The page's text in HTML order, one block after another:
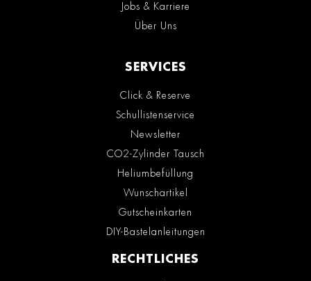
Jobs & Karriere
Über Uns
SERVICES
Click & Reserve
Schullistenservice
Newsletter
CO2-Zylinder Tausch
Heliumbefüllung
Wunschartikel
Gutscheinkarten
DIY-Bastelanleitungen
RECHTLICHES